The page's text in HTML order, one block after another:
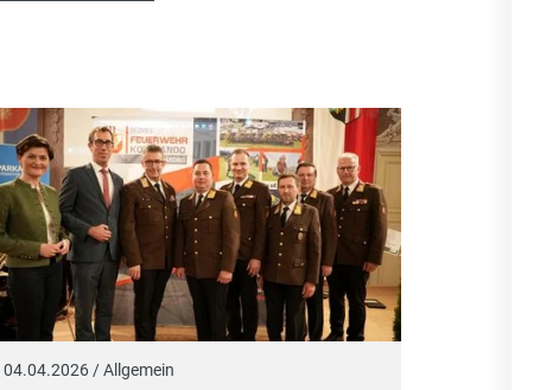
04.04.2026 / Allgemein